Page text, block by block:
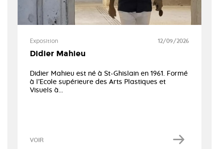
Exposition 12/09/2026
Didier Mahieu
Didier Mahieu est né à St-Ghislain en 1961. Formé
à l’Ecole supérieure des Arts Plastiques et
Visuels à...
VOIR